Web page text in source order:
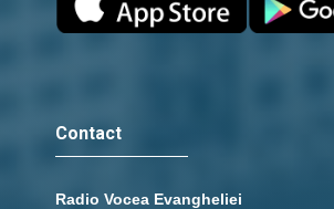
Contact
Radio Vocea Evangheliei